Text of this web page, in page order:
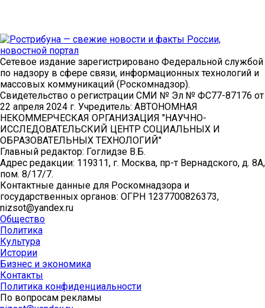
Сетевое издание зарегистрировано Федеральной службой
по надзору в сфере связи, информационных технологий и
массовых коммуникаций (Роскомнадзор).
Свидетельство о регистрации СМИ № Эл № ФС77-87176 от
22 апреля 2024 г. Учредитель: АВТОНОМНАЯ
НЕКОММЕРЧЕСКАЯ ОРГАНИЗАЦИЯ "НАУЧНО-
ИССЛЕДОВАТЕЛЬСКИЙ ЦЕНТР СОЦИАЛЬНЫХ И
ОБРАЗОВАТЕЛЬНЫХ ТЕХНОЛОГИЙ"
Главный редактор: Гоглидзе В.Б.
Адрес редакции: 119311, г. Москва, пр-т Вернадского, д. 8А,
пом. 8/17/7.
Контактные данные для Роскомнадзора и
государственных органов: ОГРН 1237700826373,
nizsot@yandex.ru
Общество
Политика
Культура
Истории
Бизнес и экономика
Контакты
Политика конфиденциальности
По вопросам рекламы